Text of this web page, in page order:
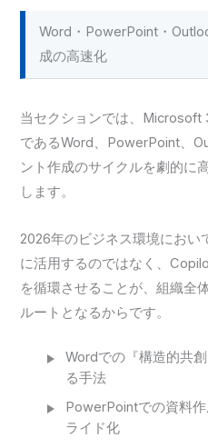
Word・PowerPoint・
成の高速化
当セクションでは、Microsoft
であるWord、PowerPoint、
ント作成のサイクルを劇的に
します。
2026年のビジネス環境におい
に活用するのではなく、
を循環させることが、組織全
ルートとなるからです。
Wordでの『構造的共
る手法
PowerPointでの資料
ライド化